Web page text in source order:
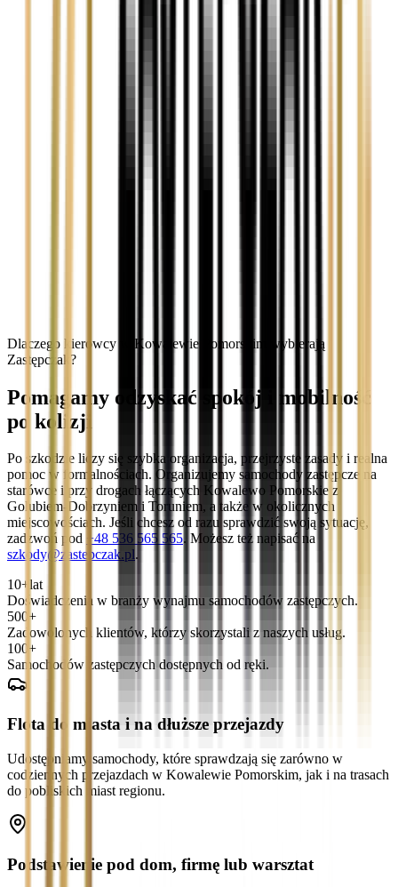
Dlaczego kierowcy w Kowalewie Pomorskim wybierają
Zastępczak?
Pomagamy odzyskać spokój i mobilność
po kolizji
Po szkodzie liczy się szybka organizacja, przejrzyste zasady i realna
pomoc w formalnościach. Organizujemy samochody zastępcze na
starówce i przy drogach łączących Kowalewo Pomorskie z
Golubiem-Dobrzyniem i Toruniem, a także w okolicznych
miejscowościach. Jeśli chcesz od razu sprawdzić swoją sytuację,
zadzwoń pod +48 536 565 565. Możesz też napisać na
szkody@zastepczak.pl.
10+ lat
Doświadczenia w branży wynajmu samochodów zastępczych.
500+
Zadowolonych klientów, którzy skorzystali z naszych usług.
100+
Samochodów zastępczych dostępnych od ręki.
Flota do miasta i na dłuższe przejazdy
Udostępniamy samochody, które sprawdzają się zarówno w
codziennych przejazdach w Kowalewie Pomorskim, jak i na trasach
do pobliskich miast regionu.
Podstawienie pod dom, firmę lub warsztat